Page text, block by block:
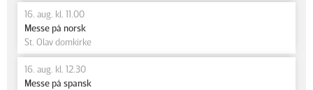
16. aug. kl. 11.00
Messe på norsk
St. Olav domkirke
16. aug. kl. 12.30
Messe på spansk